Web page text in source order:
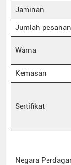
Jaminan
Jumlah
Warna
Kemasan
Sertifikat
Negara